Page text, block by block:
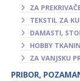
ZA
TEKSTIL ZA
DAMASTI,
HOBBY
ZA VANJSKU
PRIBOR,